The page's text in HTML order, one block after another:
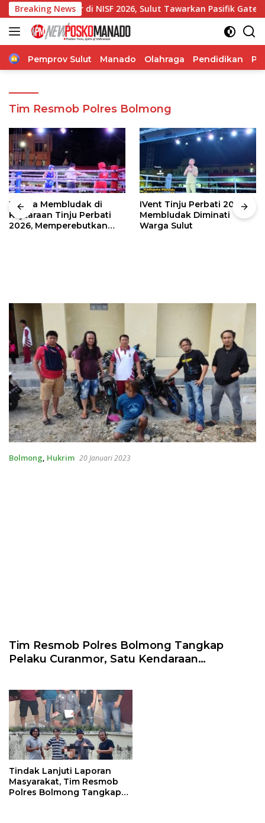
Langsung
ke
konten
Breaking Newsdi NISF 2026, Sulut Tawarkan Pasifik Gateway dan
Home
Pemprov Sulut Manado Olahraga Pendidikan
Tim Resmob Polres Bolmong
Warga Membludak di
Kejuaraan Tinju Perbati
2026, Memperebutkan
IVent Tinju Perbati 2026
Membludak Diminati
Warga Sulut
Bolmong, Hukrim 20 Januari 2023
Tim Resmob Polres Bolmong Tangkap
Pelaku Curanmor, Satu Kendaraan
Tindak Lanjuti Laporan
Masyarakat, Tim Resmob
Polres Bolmong Tangkap